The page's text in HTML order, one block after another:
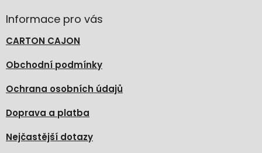
Informace pro vás
CARTON CAJON
Obchodní podmínky
Ochrana osobních údajů
Doprava a platba
Nejčastější dotazy